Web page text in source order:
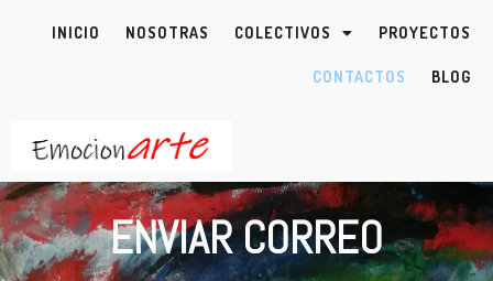
INICIO NOSOTRAS COLECTIVOS PROYECTOS
CONTACTOS BLOG
ENVIAR CORREO